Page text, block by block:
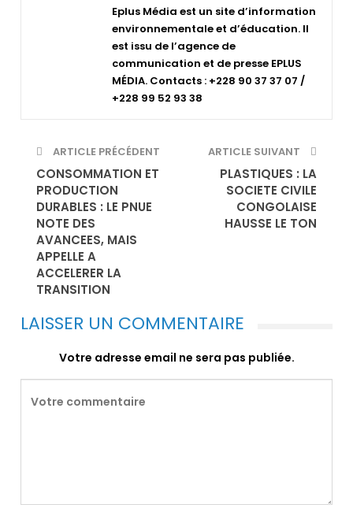
Eplus Média est un site d’information
environnementale et d’éducation. Il
est issu de l’agence de
communication et de presse EPLUS
MÉDIA. Contacts : +228 90 37 37 07 /
+228 99 52 93 38
ARTICLE PRÉCÉDENT
CONSOMMATION ET
PRODUCTION
DURABLES : LE PNUE
NOTE DES
AVANCEES, MAIS
APPELLE A
ACCELERER LA
TRANSITION
ARTICLE SUIVANT
PLASTIQUES : LA
SOCIETE CIVILE
CONGOLAISE
HAUSSE LE TON
LAISSER UN COMMENTAIRE
Votre adresse email ne sera pas publiée.